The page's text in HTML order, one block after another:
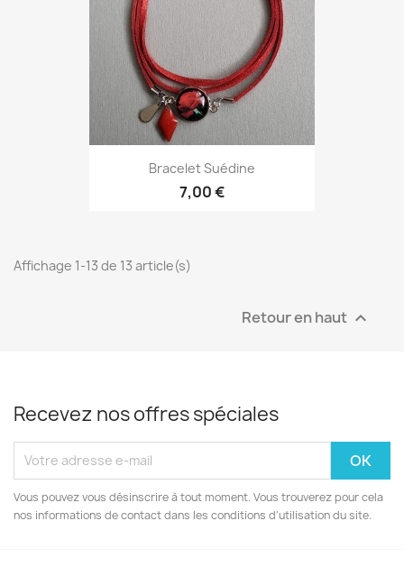
Bracelet Suédine
7,00 €
Affichage 1-13 de 13 article(s)
Retour en haut 
Recevez nos offres spéciales
Vous pouvez vous désinscrire à tout moment. Vous trouverez pour cela
nos informations de contact dans les conditions d'utilisation du site.